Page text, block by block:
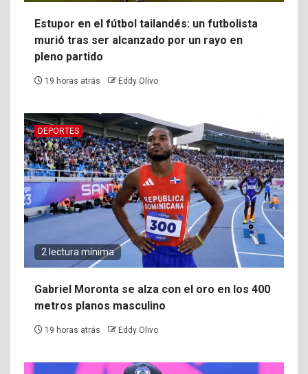
Estupor en el fútbol tailandés: un futbolista
murió tras ser alcanzado por un rayo en
pleno partido
19 horas atrás Eddy Olivo
DEPORTES
2 lectura mínima
Gabriel Moronta se alza con el oro en los 400
metros planos masculino
19 horas atrás Eddy Olivo